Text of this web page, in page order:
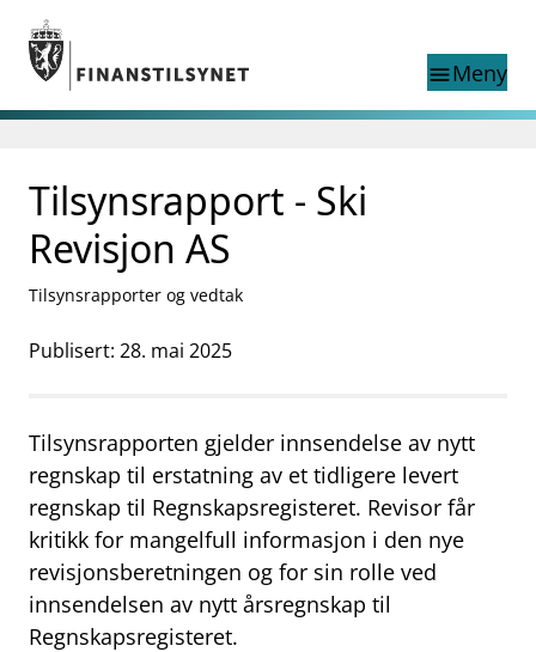
Gå til hovedinnhold
Gå til søkesiden
menuMeny
nettstedet
language
English
exist in English
Aktuelt
Finanstilsynets registre
businessOm Finanstilsynet
mail_outlineKontakt oss
work_outlineJobb hos oss
dashboard Informasjon for investorer
Tilsynsrapport - Ski
Revisjon AS
Tilsynsrapporter og vedtak
Publisert: 28. mai 2025
Tilsynsrapporten gjelder innsendelse av nytt
regnskap til erstatning av et tidligere levert
regnskap til Regnskapsregisteret. Revisor får
kritikk for mangelfull informasjon i den nye
revisjonsberetningen og for sin rolle ved
innsendelsen av nytt årsregnskap til
Regnskapsregisteret.